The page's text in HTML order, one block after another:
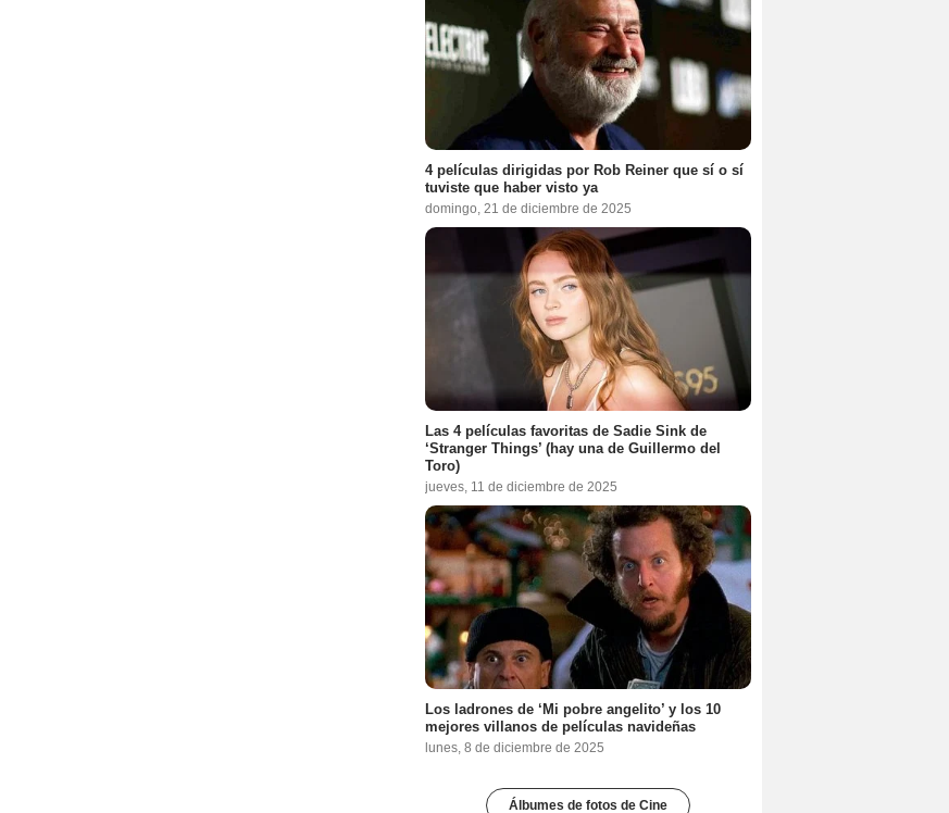
4 películas dirigidas por Rob Reiner que sí o sí
tuviste que haber visto ya
domingo, 21 de diciembre de 2025
Las 4 películas favoritas de Sadie Sink de
‘Stranger Things’ (hay una de Guillermo del
Toro)
jueves, 11 de diciembre de 2025
Los ladrones de ‘Mi pobre angelito’ y los 10
mejores villanos de películas navideñas
lunes, 8 de diciembre de 2025
Álbumes de fotos de Cine